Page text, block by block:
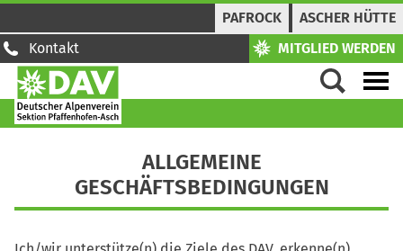
PAFROCK
ASCHER HÜTTE
Kontakt
MITGLIED WERDEN
ALLGEMEINE
GESCHÄFTSBEDINGUNGEN